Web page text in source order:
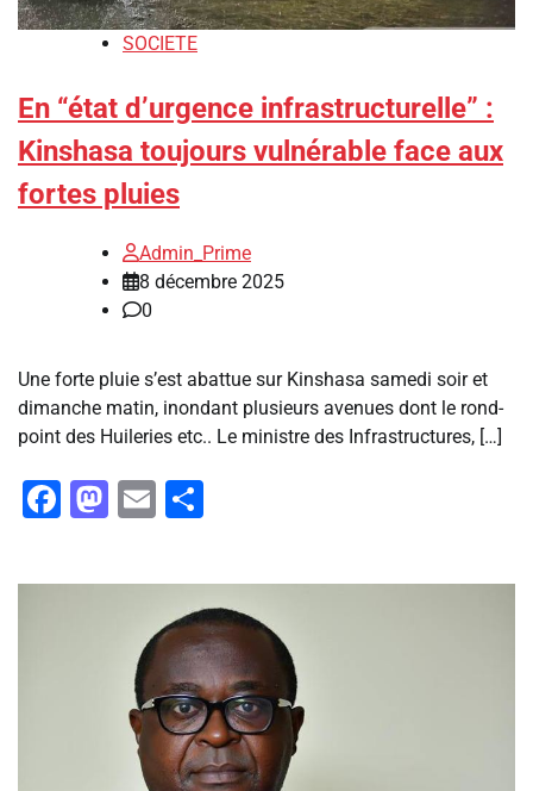
SOCIETE
En “état d’urgence infrastructurelle” :
Kinshasa toujours vulnérable face aux
fortes pluies
Admin_Prime
8 décembre 2025
0
Une forte pluie s’est abattue sur Kinshasa samedi soir et
dimanche matin, inondant plusieurs avenues dont le rond-
point des Huileries etc.. Le ministre des Infrastructures, […]
Facebook
Mastodon
Email